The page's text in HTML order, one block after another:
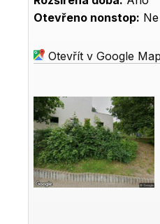
Otevřeno nonstop: Ne
Otevřít v Google